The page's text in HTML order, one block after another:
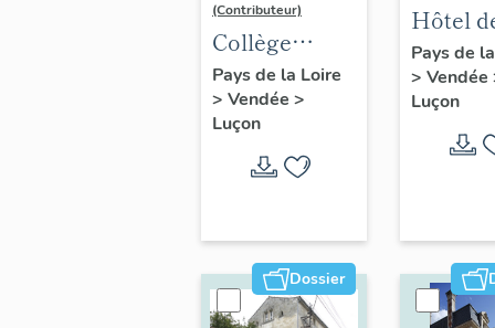
(Contributeur)
Collège
Richelieu,
puis
séminaire,
rue du
Pays de la Loire
> Vendée >
Luçon
Hôtel
rue des
Pays de
> Vendée
Luçon
Dossier